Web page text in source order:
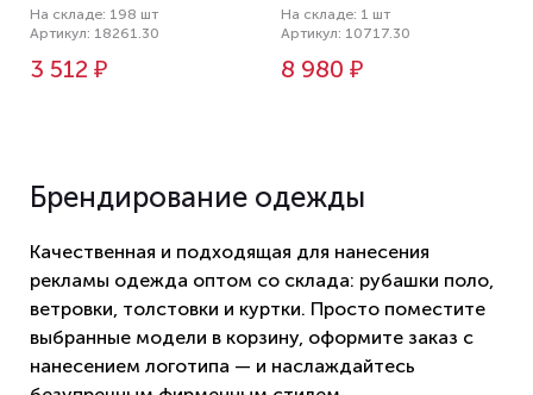
На складе: 198 шт
Артикул: 18261.30
3 512 ₽
На складе: 1 шт
Артикул: 10717.30
8 980 ₽
Брендирование одежды
Качественная и подходящая для нанесения
рекламы одежда оптом со склада: рубашки поло,
ветровки, толстовки и куртки. Просто поместите
выбранные модели в корзину, оформите заказ с
нанесением логотипа — и наслаждайтесь